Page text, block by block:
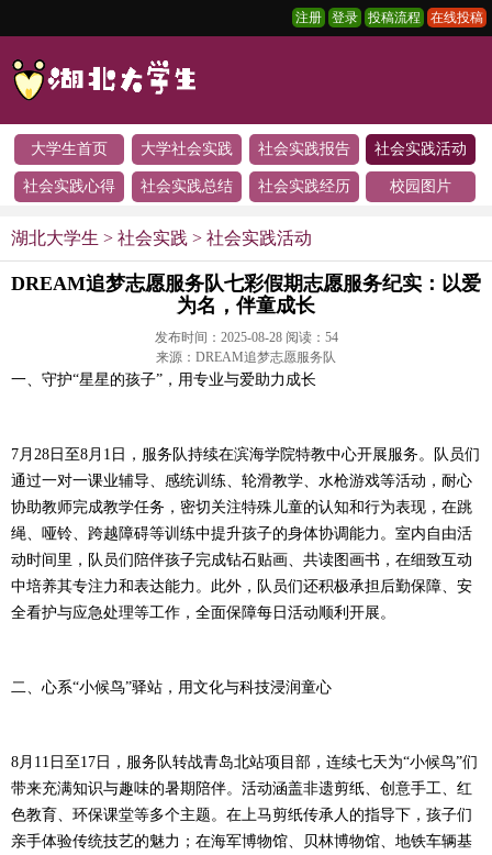
注册 登录 投稿流程 在线投稿
大学生首页 大学社会实践 社会实践报告 社会实践活动
社会实践心得 社会实践总结 社会实践经历 校园图片
湖北大学生 > 社会实践 > 社会实践活动
DREAM追梦志愿服务队七彩假期志愿服务纪实：以爱
为名，伴童成长
发布时间：2025-08-28 阅读： 54
来源：DREAM追梦志愿服务队
一、守护“星星的孩子”，用专业与爱助力成长
7月28日至8月1日，服务队持续在滨海学院特教中心开展服务。队员们
通过一对一课业辅导、感统训练、轮滑教学、水枪游戏等活动，耐心
协助教师完成教学任务，密切关注特殊儿童的认知和行为表现，在跳
绳、哑铃、跨越障碍等训练中提升孩子的身体协调能力。室内自由活
动时间里，队员们陪伴孩子完成钻石贴画、共读图画书，在细致互动
中培养其专注力和表达能力。此外，队员们还积极承担后勤保障、安
全看护与应急处理等工作，全面保障每日活动顺利开展。
二、心系“小候鸟”驿站，用文化与科技浸润童心
8月11日至17日，服务队转战青岛北站项目部，连续七天为“小候鸟”们
带来充满知识与趣味的暑期陪伴。活动涵盖非遗剪纸、创意手工、红
色教育、环保课堂等多个主题。在上马剪纸传承人的指导下，孩子们
亲手体验传统技艺的魅力；在海军博物馆、贝林博物馆、地铁车辆基